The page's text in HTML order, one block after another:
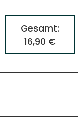
Gesamt:
16,90 €